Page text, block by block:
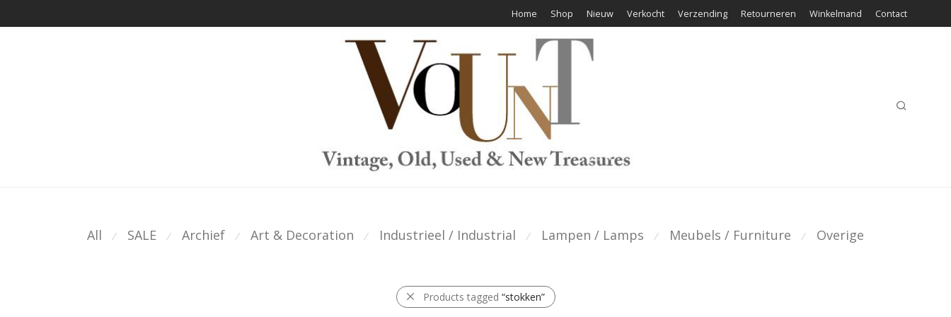
Home Shop Nieuw Verkocht Verzending Retourneren Winkelmand Contact
All ⁄ SALE ⁄ Archief ⁄ Art & Decoration ⁄ Industrieel / Industrial ⁄ Lampen / Lamps ⁄ Meubels / Furniture ⁄ Overige
Products tagged “stokken”